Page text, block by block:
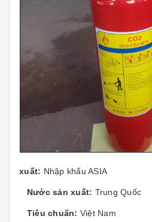
xuất: Nhập khẩu ASIA
Nước sản xuất: Trung Quốc
Tiêu chuẩn: Việt Nam